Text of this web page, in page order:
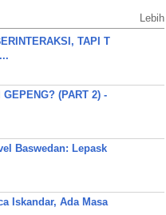
Lebih
TAPI T
(PART 2) -
Baswedan: Lepask
Iskandar, Ada Masa